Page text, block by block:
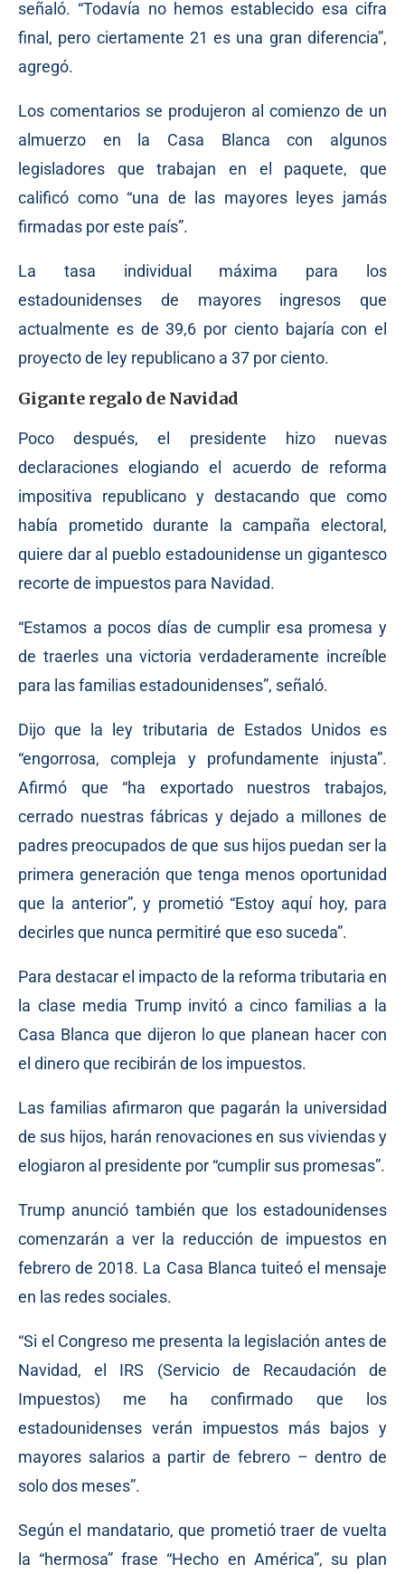
señaló. “Todavía no hemos establecido esa cifra
final, pero ciertamente 21 es una gran diferencia”,
agregó.
Los comentarios se produjeron al comienzo de un
almuerzo en la Casa Blanca con algunos
legisladores que trabajan en el paquete, que
calificó como “una de las mayores leyes jamás
firmadas por este país”.
La tasa individual máxima para los
estadounidenses de mayores ingresos que
actualmente es de 39,6 por ciento bajaría con el
proyecto de ley republicano a 37 por ciento.
Gigante regalo de Navidad
Poco después, el presidente hizo nuevas
declaraciones elogiando el acuerdo de reforma
impositiva republicano y destacando que como
había prometido durante la campaña electoral,
quiere dar al pueblo estadounidense un gigantesco
recorte de impuestos para Navidad.
“Estamos a pocos días de cumplir esa promesa y
de traerles una victoria verdaderamente increíble
para las familias estadounidenses”, señaló.
Dijo que la ley tributaria de Estados Unidos es
“engorrosa, compleja y profundamente injusta”.
Afirmó que “ha exportado nuestros trabajos,
cerrado nuestras fábricas y dejado a millones de
padres preocupados de que sus hijos puedan ser la
primera generación que tenga menos oportunidad
que la anterior”, y prometió “Estoy aquí hoy, para
decirles que nunca permitiré que eso suceda”.
Para destacar el impacto de la reforma tributaria en
la clase media Trump invitó a cinco familias a la
Casa Blanca que dijeron lo que planean hacer con
el dinero que recibirán de los impuestos.
Las familias afirmaron que pagarán la universidad
de sus hijos, harán renovaciones en sus viviendas y
elogiaron al presidente por “cumplir sus promesas”.
Trump anunció también que los estadounidenses
comenzarán a ver la reducción de impuestos en
febrero de 2018. La Casa Blanca tuiteó el mensaje
en las redes sociales.
“Si el Congreso me presenta la legislación antes de
Navidad, el IRS (Servicio de Recaudación de
Impuestos) me ha confirmado que los
estadounidenses verán impuestos más bajos y
mayores salarios a partir de febrero – dentro de
solo dos meses”.
Según el mandatario, que prometió traer de vuelta
la “hermosa” frase “Hecho en América”, su plan